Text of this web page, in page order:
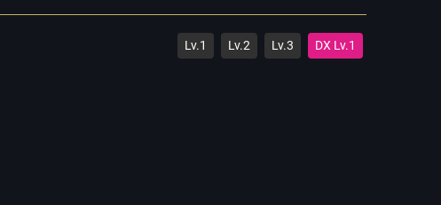
Lv.1 Lv.2 Lv.3 DX Lv.1